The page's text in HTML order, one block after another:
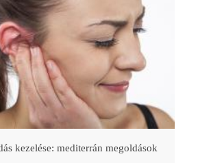
kezelése: mediterrán megoldások